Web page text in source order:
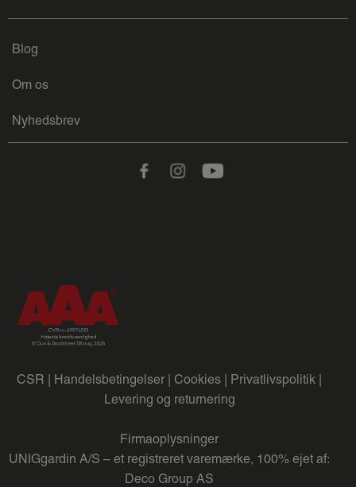
Blog
Om os
Nyhedsbrev
FacebookInstagramYoutube
CSR | Handelsbetingelser | Cookies | Privatlivspolitik |
Levering og returnering
Firmaoplysninger
UNIGgardin A/S – et registreret varemærke, 100% ejet af:
Deco Group AS